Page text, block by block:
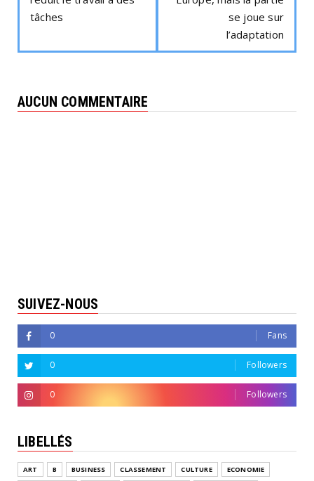
tâches
se joue sur
l’adaptation
AUCUN COMMENTAIRE
SUIVEZ-NOUS
0 Fans
0 Followers
0 Followers
LIBELLÉS
ART B BUSINESS CLASSEMENT CULTURE
ECONOMIE